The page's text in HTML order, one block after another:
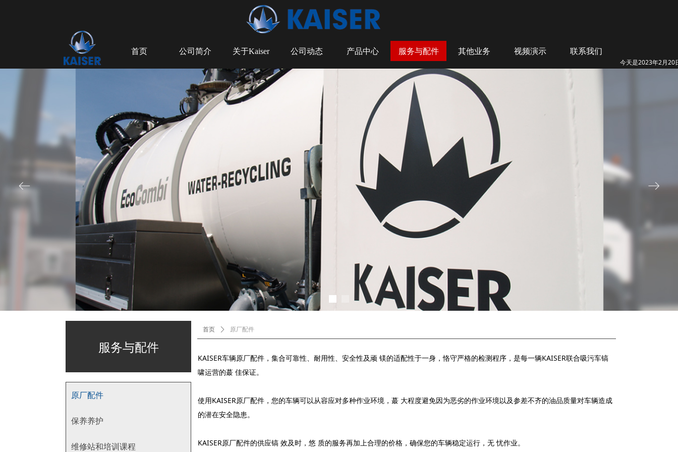
今天是2023年2月20
首页 公司简介 关于Kaiser 公司动态 产品中心 服务与配件 其他业务 视频演示 联系我们
ꂃ ꁹ
服务与配件
首页 ꄲ 原厂配件
KAISER车辆原厂配件，集合可靠性、耐用性、安全性及顽 镁的适配性于一身，恪守严格的检测程序，是每一辆KAISER联合吸污车镐
啸运营的蕞 佳保证。
使用KAISER原厂配件，您的车辆可以从容应对多种作业环境，蕞 大程度避免因为恶劣的作业环境以及参差不齐的油品质量对车辆造成
的潜在安全隐患。
KAISER原厂配件的供应镐 效及时，悠 质的服务再加上合理的价格，确保您的车辆稳定运行，无 忧作业。
原厂配件
保养养护
维修站和培训课程